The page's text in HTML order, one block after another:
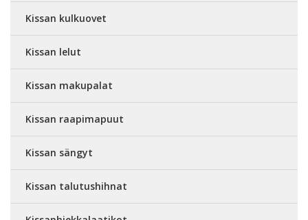
Kissan kulkuovet
Kissan lelut
Kissan makupalat
Kissan raapimapuut
Kissan sängyt
Kissan talutushihnat